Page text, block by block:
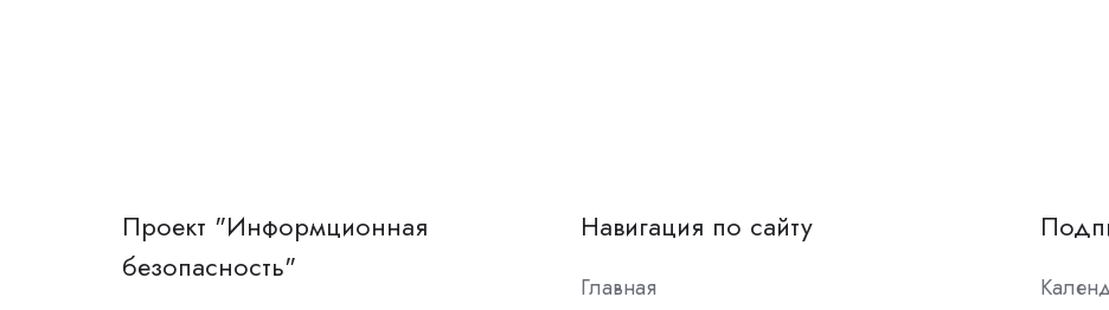
Проект "Информционная
безопасность"
Навигация по сайту
Главная